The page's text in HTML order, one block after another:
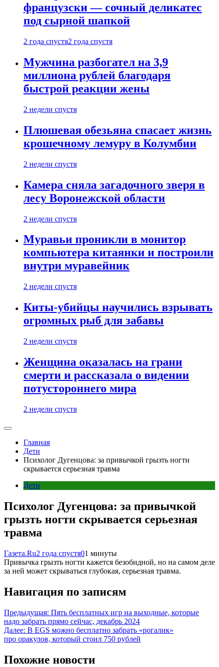
французски — сочный деликатес
под сырной шапкой
2 года спустя2 года спустя
Мужчина разбогател на 3,9
миллиона рублей благодаря
быстрой реакции жены
2 недели спустя
Плюшевая обезьяна спасает жизнь
крошечному лемуру в Колумбии
2 недели спустя
Камера сняла загадочного зверя в
лесу Воронежской области
2 недели спустя
Муравьи проникли в монитор
компьютера китаянки и построили
внутри муравейник
2 недели спустя
Киты-убийцы научились взрывать
огромных рыб для забавы
2 недели спустя
Женщина оказалась на грани
смерти и рассказала о видении
потустороннего мира
2 недели спустя
Главная
Дети
Психолог Дугенцова: за привычкой грызть ногти
скрывается серьезная травма
Дети
Психолог Дугенцова: за привычкой
грызть ногти скрывается серьезная
травма
Газета.Ru2 года спустя01 минуты
Привычка грызть ногти кажется безобидной, но на самом деле
за ней может скрываться глубокая, серьезная травма.
Навигация по записям
Предыдущая: Пять бесплатных игр на выходные, которые
надо забрать прямо сейчас, декабрь 2024
Далее: В EGS можно бесплатно забрать «рогалик»
про оракулов, который стоил 750 рублей
Похожие новости